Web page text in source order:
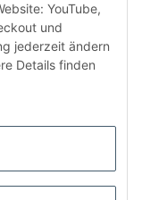
regelmäßig und
per E-Mail zu.
YouTube,
und
jederzeit ändern
Details finden